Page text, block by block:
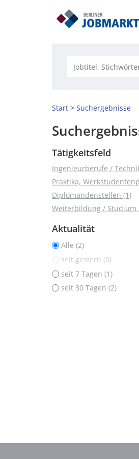
Start Suchergebnisse
Tätigkeitsfeld
Ingenieurberufe /
Praktika,
Diplomandenstellen (1)
Aktualität
Alle (2)
seit gestern (0)
seit 7 Tagen (1)
seit 30 Tagen (2)